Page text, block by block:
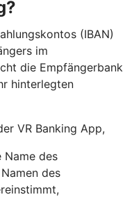
(IBAN)
im
die Empfängerbank
hinterlegten
VR Banking App,
Name des
des